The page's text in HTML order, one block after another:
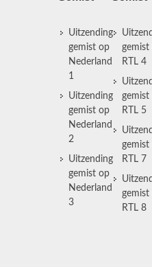
Uitzending
gemist op
Nederland
1
Uitzending
gemist op
Nederland
2
Uitzending
gemist op
Nederland
3
gemist
RTL 4
gemist
RTL 5
gemist
RTL 7
gemist
RTL 8